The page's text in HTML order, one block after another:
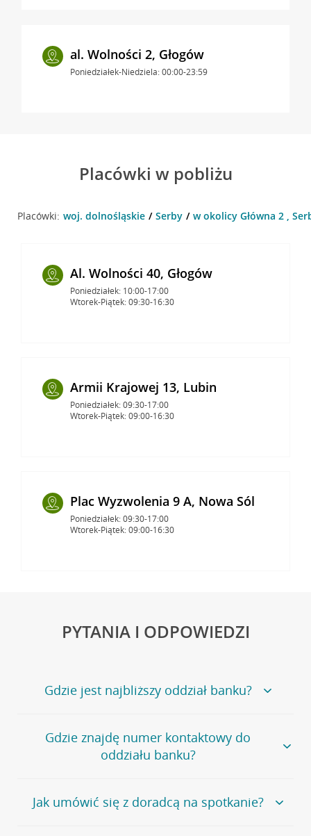
al. Wolności 2, Głogów
Poniedziałek-Niedziela: 00:00-23:59
Placówki w pobliżu
Placówki: woj. dolnośląskie Serby w okolicy Główna 2 ,
Al. Wolności 40, Głogów
Poniedziałek: 10:00-17:00
Wtorek-Piątek: 09:30-16:30
Armii Krajowej 13, Lubin
Poniedziałek: 09:30-17:00
Wtorek-Piątek: 09:00-16:30
Plac Wyzwolenia 9 A, Nowa Sól
Poniedziałek: 09:30-17:00
Wtorek-Piątek: 09:00-16:30
PYTANIA I ODPOWIEDZI
Gdzie jest najbliższy oddział banku?
Jeśli szukasz oddziału naszego banku, zapraszamy na
stronęPlacówki i bankomaty, na której znajduje się
wygodna wyszukiwarka.
oddziałów
Gdzie znajdę numer kontaktowy do
oddziału banku?
Bank Credit Agricole nie udostępnia ogólnego numeru
telefonu do placówki bankowej.
Jak umówić się z doradcą na spotkanie?